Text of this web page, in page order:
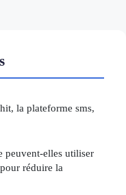
la plateforme sms,
peuvent-elles utiliser
réduire la